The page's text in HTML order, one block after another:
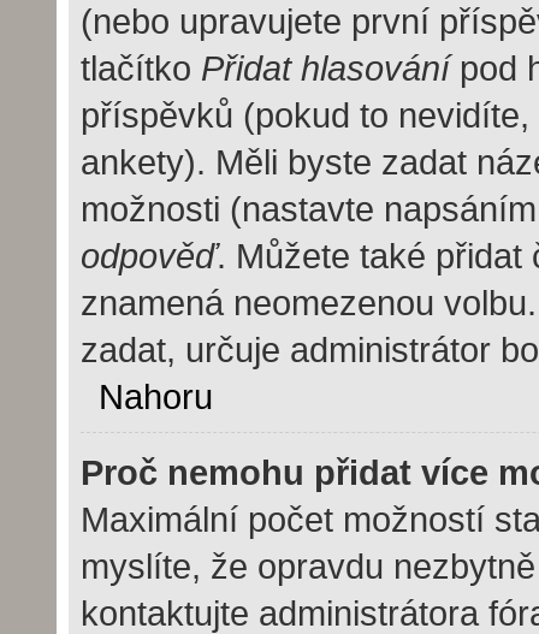
(nebo upravujete první
tlačítko Přidat hlasovánípod
příspěvků (pokud to
ankety). Měli byste zadat
možnosti (nastavte
odpověď. Můžete také přidat
znamená neomezenou
zadat, určuje administrátor
Nahoru
Proč nemohu přidat více
Maximální počet možností
myslíte, že opravdu
kontaktujte administrátora